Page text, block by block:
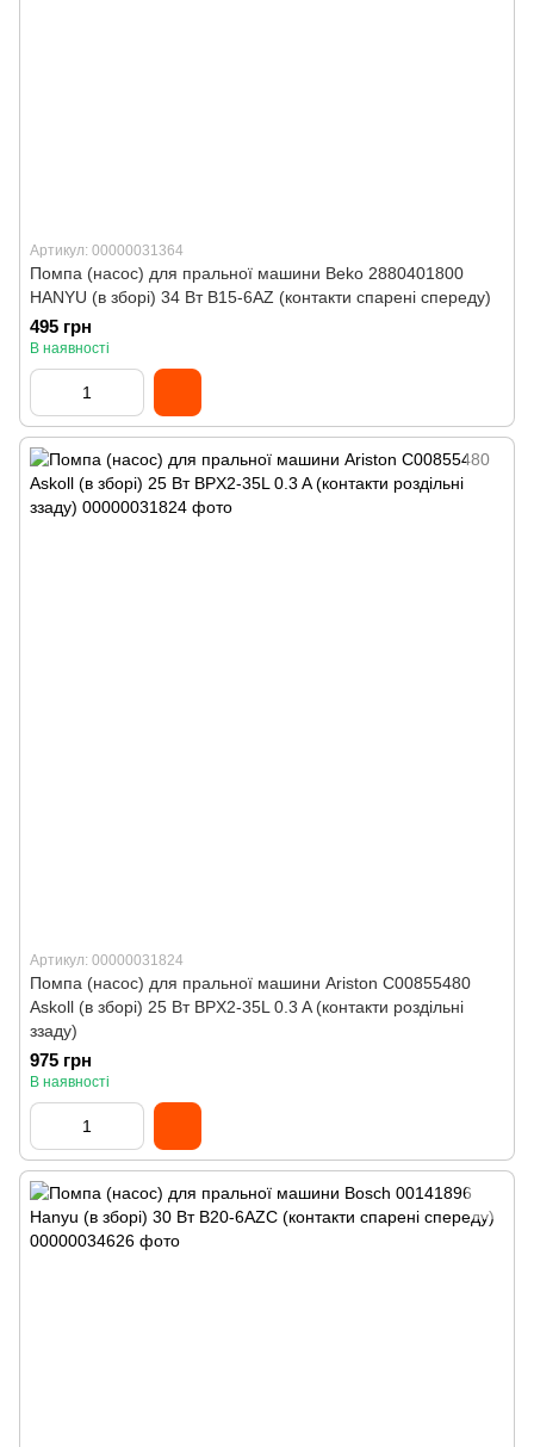
Артикул: 00000031364
Помпа (насос) для пральної машини Beko 2880401800
HANYU (в зборі) 34 Вт B15-6AZ (контакти спарені спереду)
495 грн
В наявності
Артикул: 00000031824
Помпа (насос) для пральної машини Ariston С00855480
Askoll (в зборі) 25 Вт BPX2-35L 0.3 A (контакти роздільні
ззаду)
975 грн
В наявності